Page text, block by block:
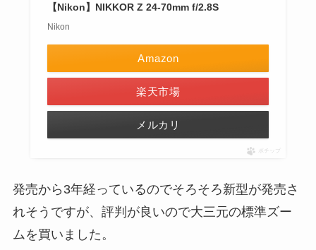
【Nikon】NIKKOR Z 24-70mm f/2.8S
Nikon
Amazon
楽天市場
メルカリ
ポチップ
発売から3年経っているのでそろそろ新型が発売さ
れそうですが、評判が良いので大三元の標準ズー
ムを買いました。